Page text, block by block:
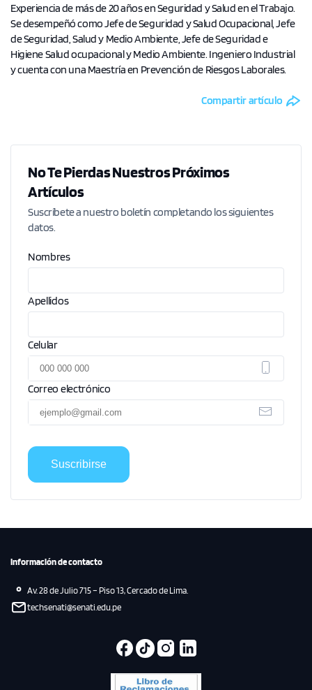
Experiencia de más de 20 años en Seguridad y Salud en el Trabajo.
Se desempeñó como Jefe de Seguridad y Salud Ocupacional, Jefe
de Seguridad, Salud y Medio Ambiente, Jefe de Seguridad e
Higiene Salud ocupacional y Medio Ambiente. Ingeniero Industrial
y cuenta con una Maestría en Prevención de Riesgos Laborales.
Compartir artículo
No Te Pierdas Nuestros Próximos
Artículos
Suscríbete a nuestro boletín completando los siguientes
datos.
Nombres
Apellidos
Celular
Correo electrónico
Suscribirse
Información de contacto
Av. 28 de Julio 715 – Piso 13, Cercado de Lima.
techsenati@senati.edu.pe